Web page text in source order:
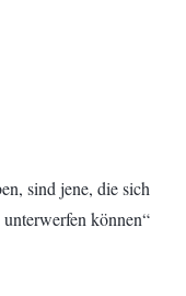
sind jene, die sich
können“